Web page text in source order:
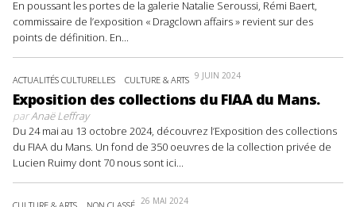
En poussant les portes de la galerie Natalie Seroussi, Rémi Baert,
commissaire de l’exposition « Dragclown affairs » revient sur des
points de définition. En...
ACTUALITÉS CULTURELLES CULTURE & ARTS 9 JUIN 2024
Exposition des collections du FIAA du Mans.
parAnaë Leffray
Du 24 mai au 13 octobre 2024, découvrez l’Exposition des collections
du FIAA du Mans. Un fond de 350 oeuvres de la collection privée de
Lucien Ruimy dont 70 nous sont ici...
26 MAI 2024